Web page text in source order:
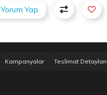
Yorum Yap
Kampanyalar Teslimat Detayları